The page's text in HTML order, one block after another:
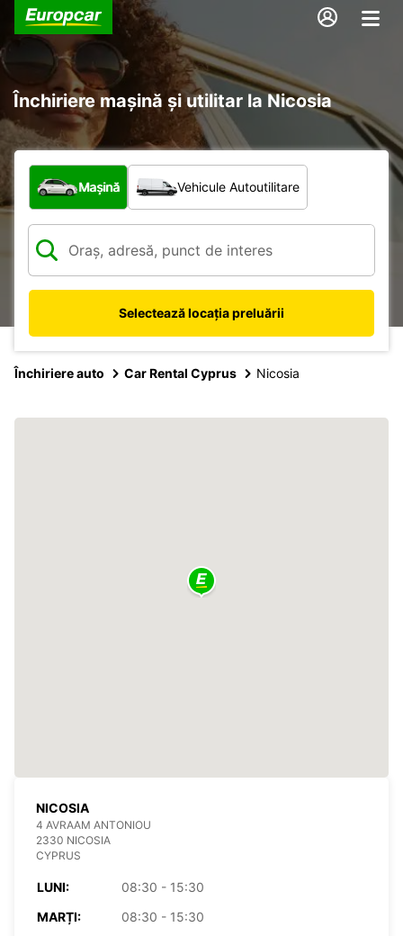
Închiriere mașină și utilitar la Nicosia
Ce tip de vehicul?
Mașină Vehicule Autoutilitare
Selectează locația preluării
Închiriere auto Car Rental Cyprus Nicosia
NICOSIA
4 AVRAAM ANTONIOU
2330 NICOSIA
CYPRUS
LUNI:
08:30 - 15:30
MARȚI:
08:30 - 15:30